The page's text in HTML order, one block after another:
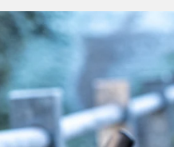
Modell an ihr
unebener
Offroad-